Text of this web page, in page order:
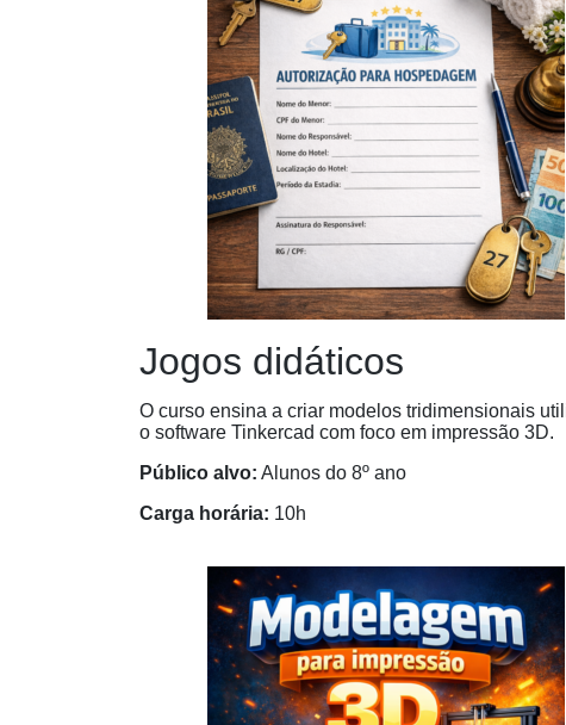
Jogos didáticos
O curso ensina a criar modelos tridimensionais
o software Tinkercad com foco em impressão 3D.
Público alvo: Alunos do 8º ano
Carga horária: 10h